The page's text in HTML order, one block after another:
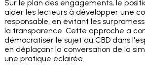
Sur le plan des engagements, le
aider les lecteurs à développer une
responsable, en évitant les
la transparence. Cette approche a
démocratiser le sujet du CBD dans
en déplaçant la conversation de la
une pratique éclairée.